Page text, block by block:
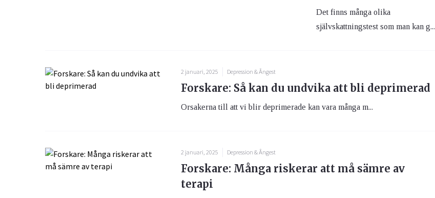
Det finns många olika
självskattningstest som man kan g...
2 januari, 2025 Depression & Ångest
Forskare: Så kan du undvika att bli deprimerad
Orsakerna till att vi blir deprimerade kan vara många m...
2 januari, 2025 Depression & Ångest
Forskare: Många riskerar att må sämre av
terapi